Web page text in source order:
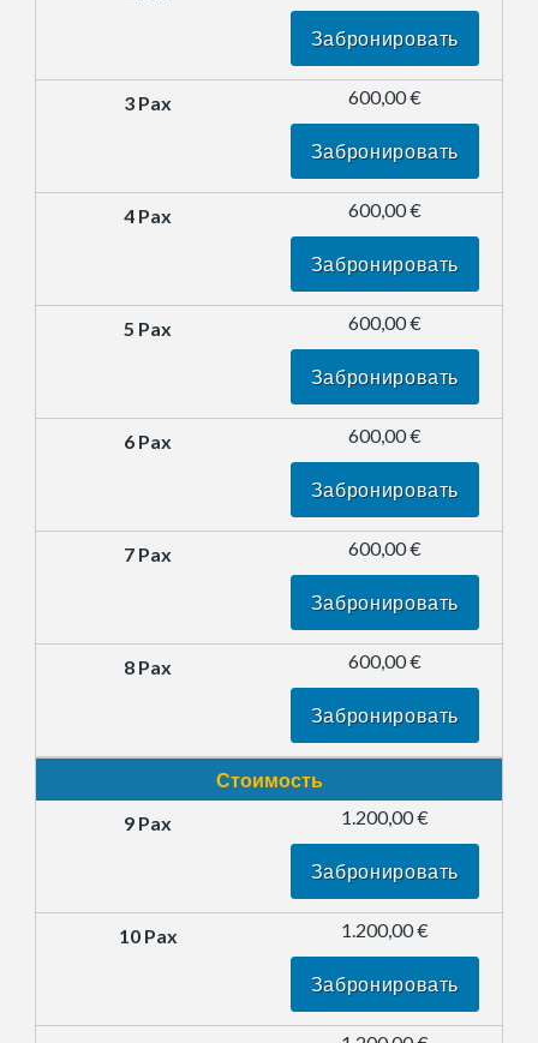
Забронировать
600,00 €
Забронировать
600,00 €
Забронировать
600,00 €
Забронировать
600,00 €
Забронировать
600,00 €
Забронировать
600,00 €
Забронировать
Стоимость
1.200,00 €
Забронировать
1.200,00 €
Забронировать